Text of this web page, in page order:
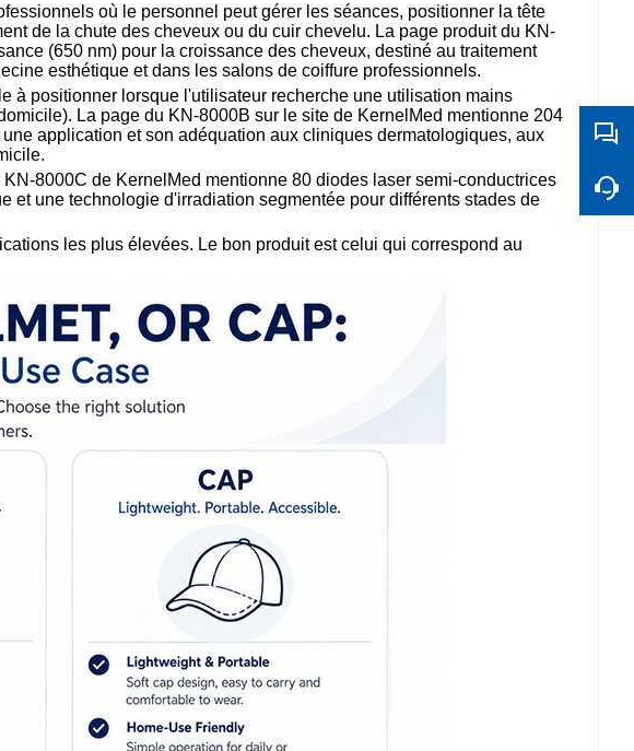
où le personnel peut gérer les séances, positionner la tête
de la chute des cheveux ou du cuir chevelu. La page produit du KN-
(650 nm) pour la croissance des cheveux, destiné au traitement
esthétique et dans les salons de coiffure professionnels.
à positionner lorsque l'utilisateur recherche une utilisation mains
La page du KN-8000B sur le site de KernelMed mentionne 204
application et son adéquation aux cliniques dermatologiques, aux
8000C de KernelMed mentionne 80 diodes laser semi-conductrices
une technologie d'irradiation segmentée pour différents stades de
les plus élevées. Le bon produit est celui qui correspond au